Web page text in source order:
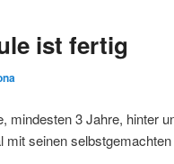
ist fertig
mindesten 3 Jahre, hinter
mit seinen